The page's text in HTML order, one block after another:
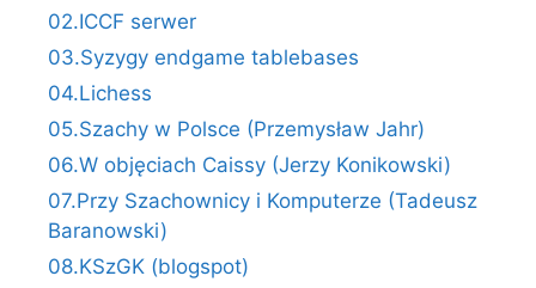
02.ICCF serwer
03.Syzygy endgame tablebases
04.Lichess
05.Szachy w Polsce (Przemysław Jahr)
06.W objęciach Caissy (Jerzy Konikowski)
07.Przy Szachownicy i Komputerze (Tadeusz
Baranowski)
08.KSzGK (blogspot)